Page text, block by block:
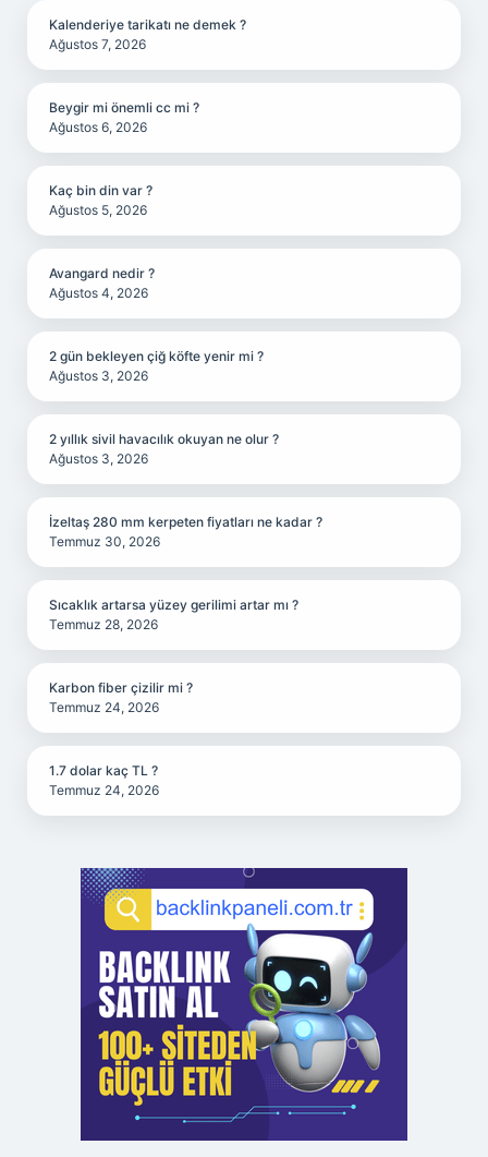
Kalenderiye tarikatı ne demek ?
Ağustos 7, 2026
Beygir mi önemli cc mi ?
Ağustos 6, 2026
Kaç bin din var ?
Ağustos 5, 2026
Avangard nedir ?
Ağustos 4, 2026
2 gün bekleyen çiğ köfte yenir mi ?
Ağustos 3, 2026
2 yıllık sivil havacılık okuyan ne olur ?
Ağustos 3, 2026
İzeltaş 280 mm kerpeten fiyatları ne kadar ?
Temmuz 30, 2026
Sıcaklık artarsa yüzey gerilimi artar mı ?
Temmuz 28, 2026
Karbon fiber çizilir mi ?
Temmuz 24, 2026
1.7 dolar kaç TL ?
Temmuz 24, 2026